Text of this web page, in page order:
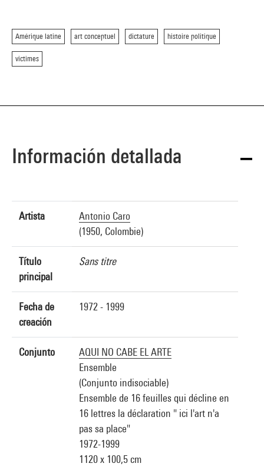
Amérique latine art conceptuel dictature histoire politique
victimes
Información detallada
Artista
Antonio Caro
(1950, Colombie)
Título
principal
Sans titre
Fecha de
creación
1972 - 1999
Conjunto
AQUI NO CABE EL ARTE
Ensemble
(Conjunto indisociable)
Ensemble de 16 feuilles qui décline en
16 lettres la déclaration " ici l'art n'a
pas sa place"
1972-1999
1120 x 100,5 cm